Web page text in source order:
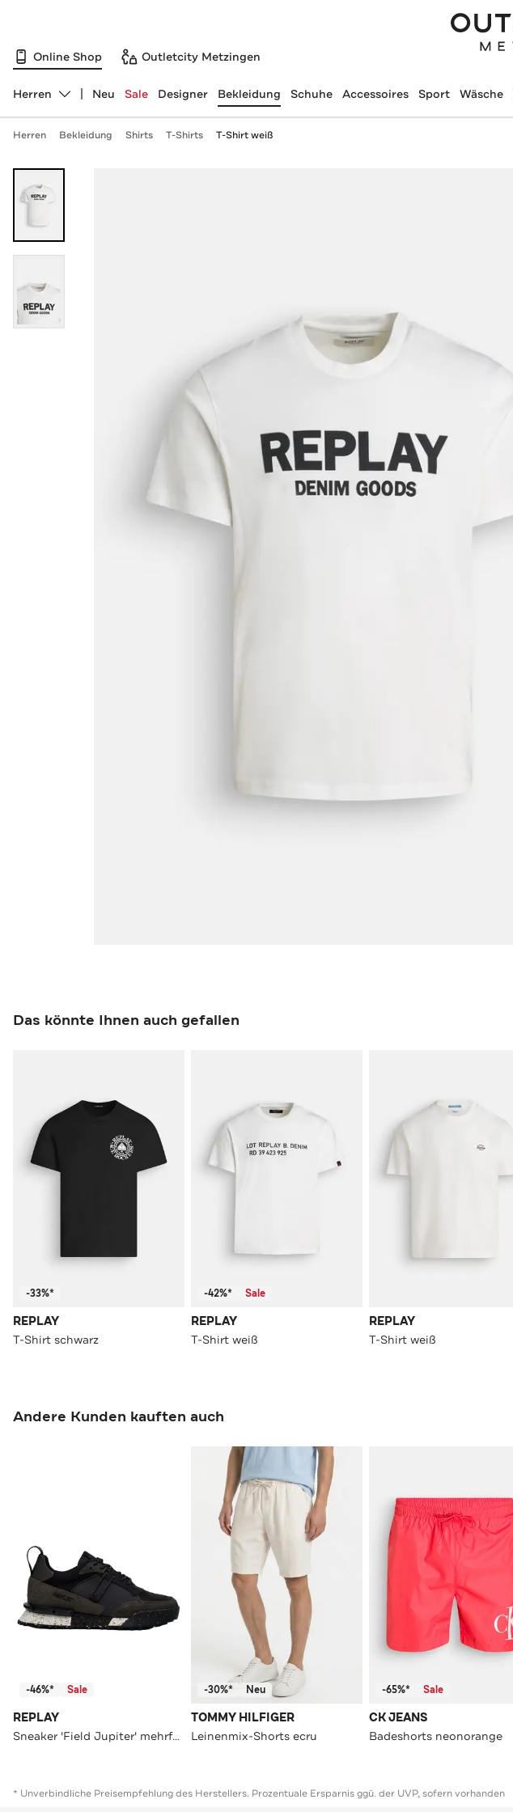
Online Shop Outletcity Metzingen
Abteilung ändern, ausgewählt:
Herren Neu Sale Designer Bekleidung Schuhe Accessoires Sport Wäsche
Herren Bekleidung Shirts T-Shirts T-Shirt weiß
Das könnte Ihnen auch gefallen
-33%*
REPLAY
T-Shirt schwarz
-42%* Sale
REPLAY
T-Shirt weiß
REPLAY
T-Shirt weiß
Andere Kunden kauften auch
-46%* Sale
REPLAY
Sneaker 'Field Jupiter' mehrfarbig
-30%* Neu
TOMMY HILFIGER
Leinenmix-Shorts ecru
-65%* Sale
CK JEANS
Badeshorts neonorange
* Unverbindliche Preisempfehlung des Herstellers. Prozentuale Ersparnis ggü. der UVP, sofern vorhanden